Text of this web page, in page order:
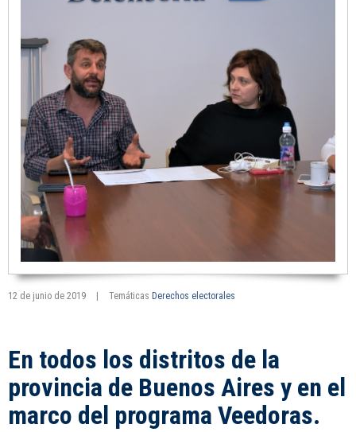
12 de junio de 2019 Temáticas Derechos electorales
En todos los distritos de la
provincia de Buenos Aires y en el
marco del programa Veedoras.